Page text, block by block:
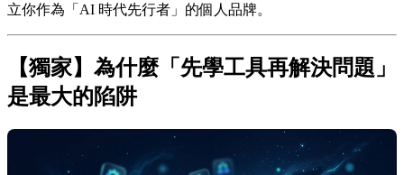
立你作為「AI 時代先行者」的個人品牌。
【獨家】為什麼「先學工具再解決問題」
是最大的陷阱